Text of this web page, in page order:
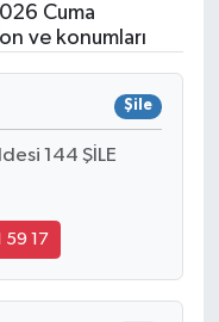
Cuma
ve konumları
Şile
144 ŞİLE
59 17